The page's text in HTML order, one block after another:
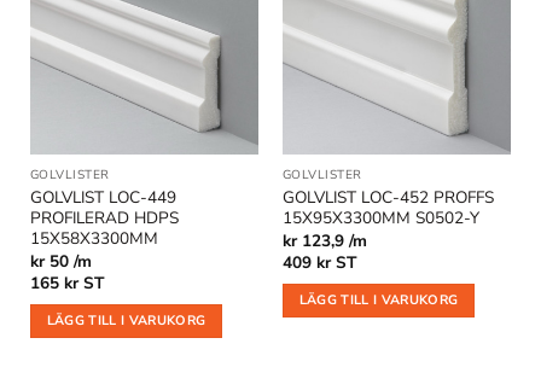
i
önskelistan
GOLVLISTER
GOLVLIST LOC-449
PROFILERAD HDPS
15X58X3300MM
kr 50 /m
165 kr ST
LÄGG TILL I VARUKORG
Lägg till
önskelistan
GOLVLISTER
GOLVLIST LOC-452 PROFFS
15X95X3300MM S0502-Y
kr 123,9 /m
409 kr ST
LÄGG TILL I VARUKORG